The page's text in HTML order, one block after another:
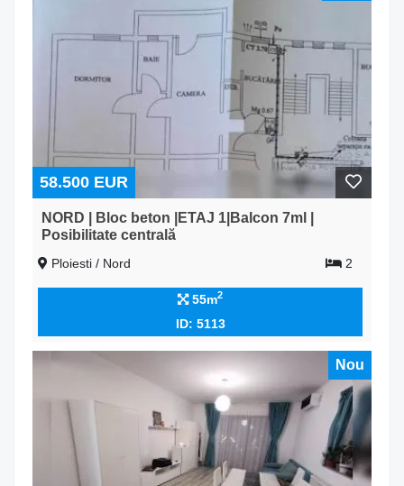
58.500 EUR
NORD | Bloc beton |ETAJ 1|Balcon 7ml |
Posibilitate centrală
Ploiesti / Nord 2
55m2
ID: 5113
Nou